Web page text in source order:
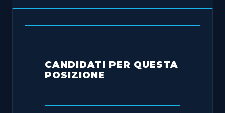
CANDIDATI PER QUESTA
POSIZIONE